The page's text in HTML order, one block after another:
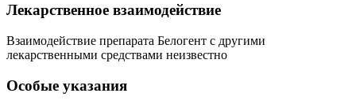
Лекарственное взаимодействие
Взаимодействие препарата Белогент с другими
лекарственными средствами неизвестно
Особые указания